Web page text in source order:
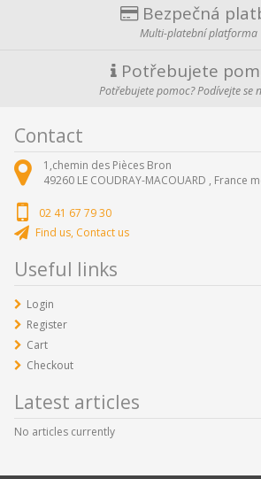
Bezpečná
Multi-platební platforma
Potřebujete
Potřebujete pomoc? Podívejte se
Contact
1,chemin des Pièces Bron
49260 LE COUDRAY-MACOUARD , France
02 41 67 79 30
Find us, Contact us
Useful links
Login
Register
Cart
Checkout
Latest articles
No articles currently